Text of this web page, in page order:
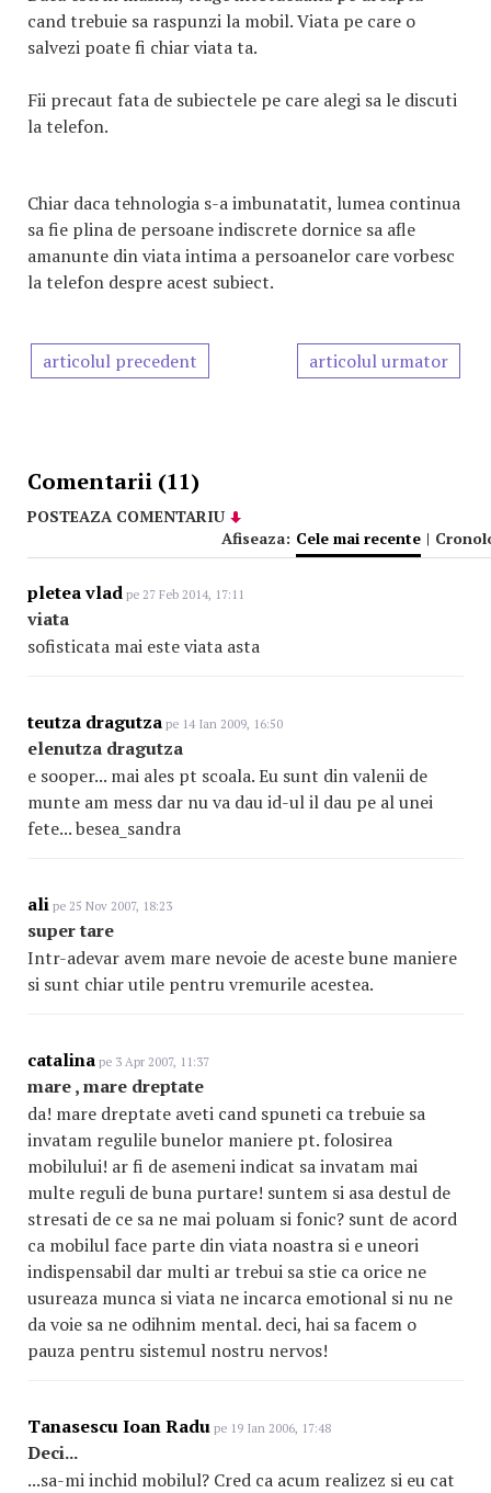
cand trebuie sa raspunzi la mobil. Viata pe care o
salvezi poate fi chiar viata ta.
Fii precaut fata de subiectele pe care alegi sa le discuti
la telefon.
Chiar daca tehnologia s-a imbunatatit, lumea continua
sa fie plina de persoane indiscrete dornice sa afle
amanunte din viata intima a persoanelor care vorbesc
la telefon despre acest subiect.
articolul precedent articolul urmator
Comentarii (11)
POSTEAZA COMENTARIU
Afiseaza: Cele mai recente |
pletea vlad pe 27 Feb 2014, 17:11
viata
sofisticata mai este viata asta
teutza dragutza pe 14 Ian 2009, 16:50
elenutza dragutza
e sooper... mai ales pt scoala. Eu sunt din valenii de
munte am mess dar nu va dau id-ul il dau pe al unei
fete... besea_sandra
ali pe 25 Nov 2007, 18:23
super tare
Intr-adevar avem mare nevoie de aceste bune maniere
si sunt chiar utile pentru vremurile acestea.
catalina pe 3 Apr 2007, 11:37
mare , mare dreptate
da! mare dreptate aveti cand spuneti ca trebuie sa
invatam regulile bunelor maniere pt. folosirea
mobilului! ar fi de asemeni indicat sa invatam mai
multe reguli de buna purtare! suntem si asa destul de
stresati de ce sa ne mai poluam si fonic? sunt de acord
ca mobilul face parte din viata noastra si e uneori
indispensabil dar multi ar trebui sa stie ca orice ne
usureaza munca si viata ne incarca emotional si nu ne
da voie sa ne odihnim mental. deci, hai sa facem o
pauza pentru sistemul nostru nervos!
Tanasescu Ioan Radu pe 19 Ian 2006, 17:48
Deci...
...sa-mi inchid mobilul? Cred ca acum realizez si eu cat